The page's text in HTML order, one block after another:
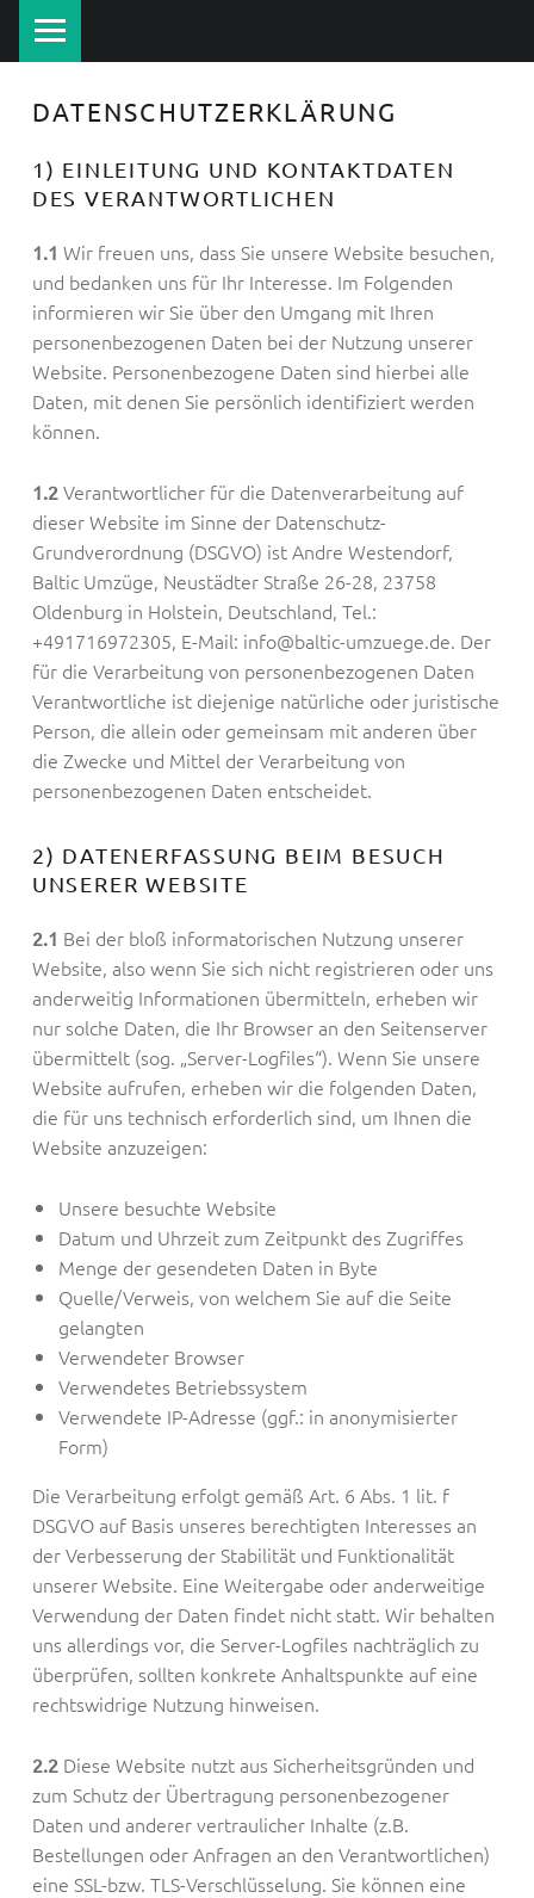
L
T
I
U
M
Z
Ü
G
DATENSCHUTZERKLÄRUNG
1) EINLEITUNG UND KONTAKTDATEN
DES VERANTWORTLICHEN
1.1 Wir freuen uns, dass Sie unsere Website besuchen,
und bedanken uns für Ihr Interesse. Im Folgenden
informieren wir Sie über den Umgang mit Ihren
personenbezogenen Daten bei der Nutzung unserer
Website. Personenbezogene Daten sind hierbei alle
Daten, mit denen Sie persönlich identifiziert werden
können.
1.2Verantwortlicher für die Datenverarbeitung auf
dieser Website im Sinne der Datenschutz-
Grundverordnung (DSGVO) ist Andre Westendorf,
Baltic Umzüge, Neustädter Straße 26-28, 23758
Oldenburg in Holstein, Deutschland, Tel.:
+491716972305, E-Mail: info@baltic-umzuege.de. Der
für die Verarbeitung von personenbezogenen Daten
Verantwortliche ist diejenige natürliche oder juristische
Person, die allein oder gemeinsam mit anderen über
die Zwecke und Mittel der Verarbeitung von
personenbezogenen Daten entscheidet.
2) DATENERFASSUNG BEIM BESUCH
UNSERER WEBSITE
2.1 Bei der bloß informatorischen Nutzung unserer
Website, also wenn Sie sich nicht registrieren oder uns
anderweitig Informationen übermitteln, erheben wir
nur solche Daten, die Ihr Browser an den Seitenserver
übermittelt (sog. „Server-Logfiles“). Wenn Sie unsere
Website aufrufen, erheben wir die folgenden Daten,
die für uns technisch erforderlich sind, um Ihnen die
Website anzuzeigen:
Unsere besuchte Website
Datum und Uhrzeit zum Zeitpunkt des Zugriffes
Menge der gesendeten Daten in Byte
Quelle/Verweis, von welchem Sie auf die Seite
gelangten
Verwendeter Browser
Verwendetes Betriebssystem
Verwendete IP-Adresse (ggf.: in anonymisierter
Form)
Die Verarbeitung erfolgt gemäß Art. 6 Abs. 1 lit. f
DSGVO auf Basis unseres berechtigten Interesses an
der Verbesserung der Stabilität und Funktionalität
unserer Website. Eine Weitergabe oder anderweitige
Verwendung der Daten findet nicht statt. Wir behalten
uns allerdings vor, die Server-Logfiles nachträglich zu
überprüfen, sollten konkrete Anhaltspunkte auf eine
rechtswidrige Nutzung hinweisen.
2.2Diese Website nutzt aus Sicherheitsgründen und
zum Schutz der Übertragung personenbezogener
Daten und anderer vertraulicher Inhalte (z.B.
Bestellungen oder Anfragen an den Verantwortlichen)
eine SSL-bzw. TLS-Verschlüsselung. Sie können eine